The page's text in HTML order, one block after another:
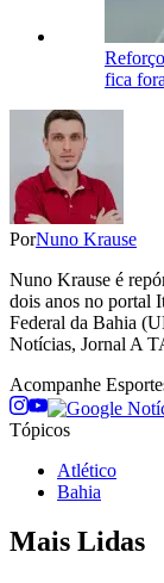
fica
PorNuno Krause
Nuno Krause é
dois anos no portal
Federal da Bahia
Notícias, Jornal A
Acompanhe
Tópicos
Atlético
Bahia
Mais Lidas